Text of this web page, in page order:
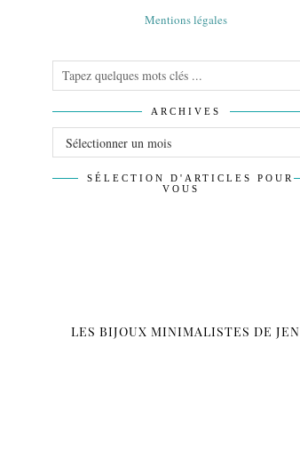
Mentions légales
ARCHIVES
SÉLECTION D'ARTICLES POUR
VOUS
LES BIJOUX MINIMALISTES DE JEN